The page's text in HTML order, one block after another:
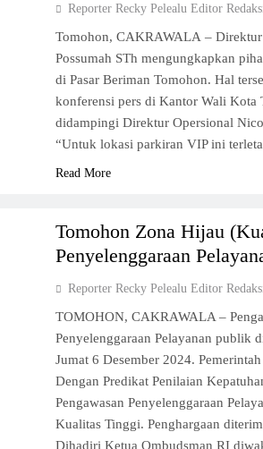
Reporter Recky Pelealu Editor
Tomohon, CAKRAWALA – Direktur
Possumah STh mengungkapkan
di Pasar Beriman Tomohon. Hal
konferensi pers di Kantor Wali Kota
didampingi Direktur Opersional
“Untuk lokasi parkiran VIP ini
Read More
Tomohon Zona Hijau
Penyelenggaraan
Reporter Recky Pelealu Editor
TOMOHON, CAKRAWALA –
Penyelenggaraan Pelayanan publik
Jumat 6 Desember 2024.
Dengan Predikat Penilaian
Pengawasan Penyelenggaraan
Kualitas Tinggi. Penghargaan
Dihadiri Ketua Ombudsman RI